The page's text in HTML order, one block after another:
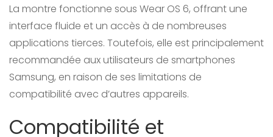
La montre fonctionne sous Wear OS 6, offrant une
interface fluide et un accès à de nombreuses
applications tierces. Toutefois, elle est principalement
recommandée aux utilisateurs de smartphones
Samsung, en raison de ses limitations de
compatibilité avec d’autres appareils.
Compatibilité et